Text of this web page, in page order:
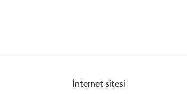
İnternet sitesi